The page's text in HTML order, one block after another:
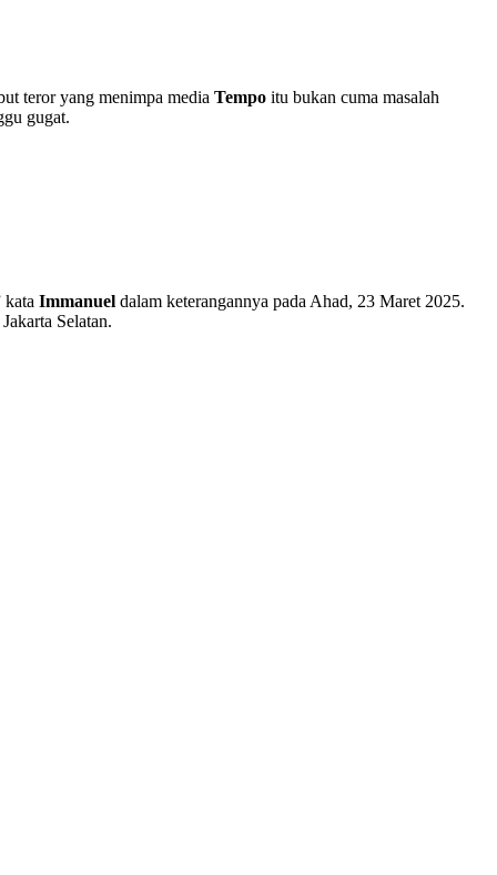
teror yang menimpa media Tempo itu bukan cuma masalah
gugat.
kata Immanuel dalam keterangannya pada Ahad, 23 Maret 2025.
Selatan.